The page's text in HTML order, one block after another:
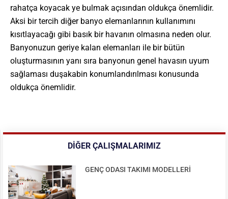
rahatça koyacak ye bulmak açısından oldukça önemlidir.
Aksi bir tercih diğer banyo elemanlarının kullanımını
kısıtlayacağı gibi basık bir havanın olmasına neden olur.
Banyonuzun geriye kalan elemanları ile bir bütün
oluşturmasının yanı sıra banyonun genel havasın uyum
sağlaması duşakabin konumlandırılması konusunda
oldukça önemlidir.
DIĞER ÇALIŞMALARIMIZ
GENÇ ODASI TAKIMI MODELLERİ